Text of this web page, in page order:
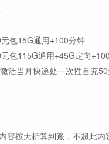
包15G通用+100分钟
包115G通用+45G定向
活当月快递处一次性首充
容按天折算到账，不超此内